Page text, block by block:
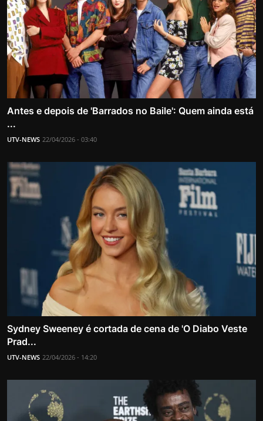
Antes e depois de 'Barrados no Baile': Quem ainda está
...
UTV-NEWS 22/04/2026 - 03:40
Sydney Sweeney é cortada de cena de 'O Diabo Veste
Prad...
UTV-NEWS 22/04/2026 - 14:20